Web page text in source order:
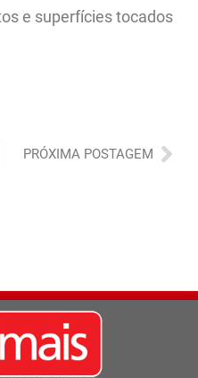
e superfícies tocados
PRÓXIMA POSTAGEM